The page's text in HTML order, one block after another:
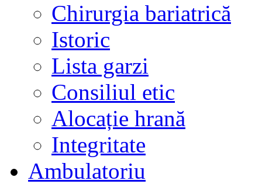
Chirurgia bariatrică
Istoric
Lista garzi
Consiliul etic
Alocație hrană
Integritate
Ambulatoriu